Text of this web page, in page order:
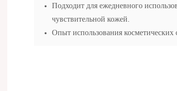
Подходит для ежедневного
чувствительной кожей.
Опыт использования косметических